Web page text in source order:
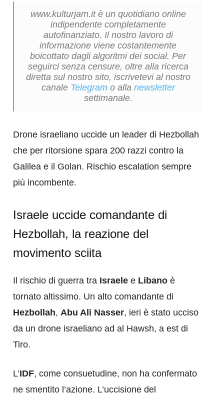
www.kulturjam.it è un quotidiano online
indipendente completamente
autofinanziato. Il nostro lavoro di
informazione viene costantemente
boicottato dagli algoritmi dei social. Per
seguirci senza censure, oltre alla ricerca
diretta sul nostro sito, iscrivetevi al nostro
canale Telegram o alla newsletter
settimanale.
Drone israeliano uccide un leader di Hezbollah
che per ritorsione spara 200 razzi contro la
Galilea e il Golan. Rischio escalation sempre
più incombente.
Israele uccide comandante di
Hezbollah, la reazione del
movimento sciita
Il rischio di guerra tra Israele e Libano è
tornato altissimo. Un alto comandante di
Hezbollah, Abu Ali Nasser, ieri è stato ucciso
da un drone israeliano ad al Hawsh, a est di
Tiro.
L’IDF, come consuetudine, non ha confermato
ne smentito l’azione. L’uccisione del